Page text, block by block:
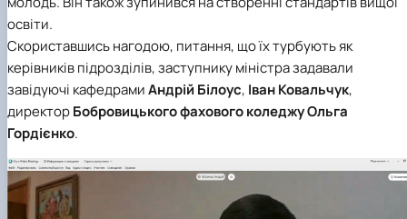
освіти.
Скориставшись нагодою, питання, що їх турбують як
керівників підрозділів, заступнику міністра задавали
завідуючі кафедрамиАндрій Білоус, Іван Ковальчук,
директорБобровицького фахового коледжуОльга
Гордієнко.